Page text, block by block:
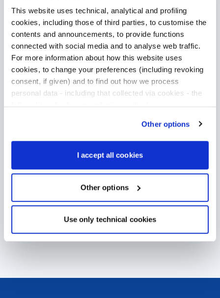
This website uses technical, analytical and profiling
cookies, including those of third parties, to customise the
contents and announcements, to provide functions
connected with social media and to analyse web traffic.
For more information about how this website uses
cookies, to change your preferences (including revoking
consent, if given) and to find out how we process
personal data - including that collected via cookies - the
full cookies disclosure and privacy disclosure are
“Only use necessary cookies”, no cookie or other
tracking devices will be installed apart from the technical
cookies. By clicking on “Accept all cookies”, you give
website. By clicking on “Other options”, you can choose
exactly which cookies to authorise.
Other options
I accept all cookies
Other options
Use only technical cookies
Play
Press release contact
Press and Media
Via G.B. Pirelli, 19
Italy